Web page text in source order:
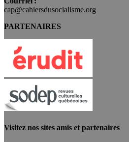
cap@cahiersdusocialisme.org
PARTENAIRES
Visitez nos sites amis et partenaires